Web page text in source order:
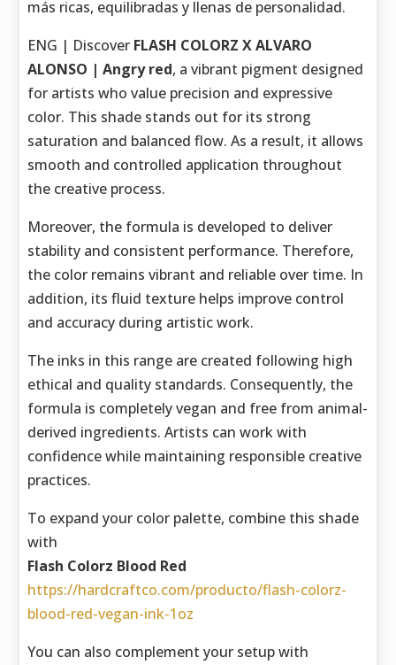
más ricas, equilibradas y llenas de personalidad.
ENG | Discover FLASH COLORZ X ALVARO
ALONSO | Angry red, a vibrant pigment designed
for artists who value precision and expressive
color. This shade stands out for its strong
saturation and balanced flow. As a result, it allows
smooth and controlled application throughout
the creative process.
Moreover, the formula is developed to deliver
stability and consistent performance. Therefore,
the color remains vibrant and reliable over time. In
addition, its fluid texture helps improve control
and accuracy during artistic work.
The inks in this range are created following high
ethical and quality standards. Consequently, the
formula is completely vegan and free from animal-
derived ingredients. Artists can work with
confidence while maintaining responsible creative
practices.
To expand your color palette, combine this shade
with
Flash Colorz Blood Red
https://hardcraftco.com/producto/flash-colorz-
blood-red-vegan-ink-1oz
You can also complement your setup with